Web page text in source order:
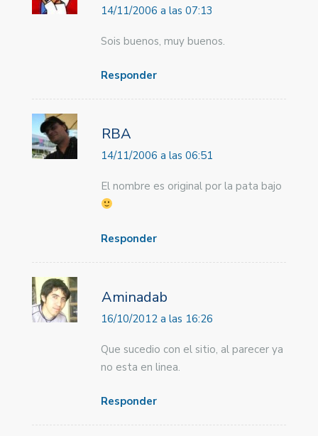
14/11/2006 a las 07:13
Sois buenos, muy buenos.
Responder
RBA
14/11/2006 a las 06:51
El nombre es original por la pata bajo
Responder
Aminadab
16/10/2012 a las 16:26
Que sucedio con el sitio, al parecer ya
no esta en linea.
Responder